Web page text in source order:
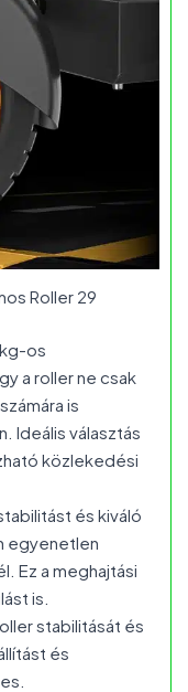
Roller 29
os
a roller ne csak
is
Ideális választás
közlekedési
és kiváló
egyenetlen
Ez a meghajtási
is.
stabilitását és
és